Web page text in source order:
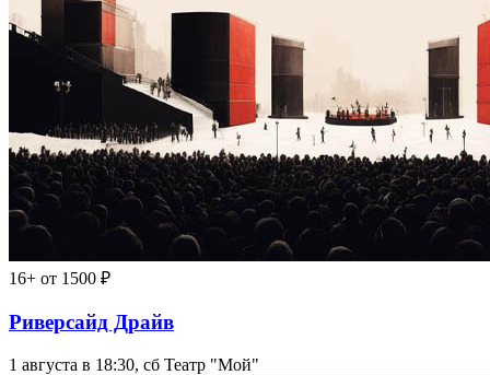
16+ от 1500 ₽
Риверсайд Драйв
1 августа в 18:30, сб Театр "Мой"